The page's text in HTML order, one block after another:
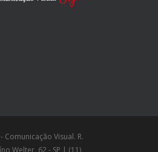
Comunicação Visual. R.
Welter, 62 - SP | (11)